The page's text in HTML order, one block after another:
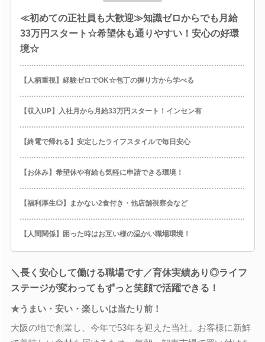
≪初めての正社員も大歓迎≫知識ゼロからでも月給
33万円スタート☆希望休も通りやすい！安心の好環
境☆
【人柄重視】経験ゼロでOK☆包丁の握り方から学べる
【収入UP】入社月から月給33万円スタート！インセン有
【終電で帰れる】安定したライフスタイルで毎日安心
【お休み】希望休や有給も気軽に申請できる環境！
【福利厚生◎】まかない2食付き・他店舗視察会など
【人間関係】困った時はお互い様の温かい職場環境！
＼長く安心して働ける職場です／育休実績あり◎ライフ
ステージが変わってもずっと笑顔で活躍できる！
★うまい・安い・楽しいは当たり前！
大阪の地で創業し、今年で53年を迎えた当社。お客様に新鮮